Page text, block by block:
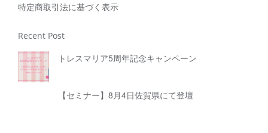
特定商取引法に基づく表示
Recent Post
トレスマリア5周年記念キャンペーン
【セミナー】8月4日佐賀県にて登壇